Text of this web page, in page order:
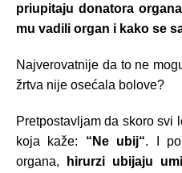
priupitaju donatora
mu vadili organ i kako se
Najverovatnije da to ne
žrtva nije osećala bolove?
Pretpostavljam da skoro svi
koja kaže: “Ne ubij“. I
organa,
hirurzi ubijaju